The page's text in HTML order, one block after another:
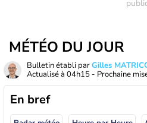
MÉTÉO DU JOUR
Bulletin établi parGilles
Actualisé à 04h15 - Prochaine
En bref